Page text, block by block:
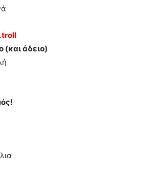
(και άδειο)